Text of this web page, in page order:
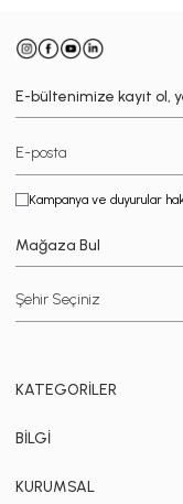
E-bültenimize kayıt ol,
Kampanya ve duyurular
Mağaza Bul
KATEGORİLER
BİLGİ
KURUMSAL